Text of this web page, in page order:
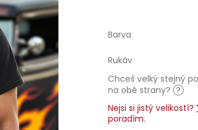
Barva
Rukáv
Chceš velký stejný
na obě strany? ?
Nejsi si jistý velikostí?
poradím.